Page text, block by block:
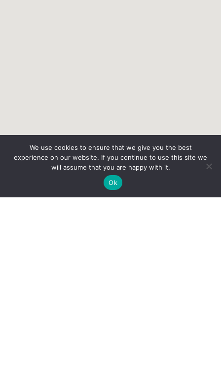
We use cookies to ensure that we give you the best
experience on our website. If you continue to use this site we
will assume that you are happy with it.
Ok